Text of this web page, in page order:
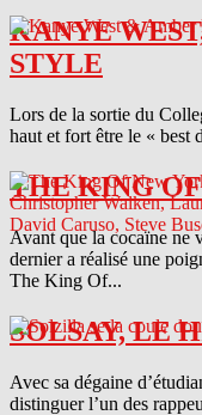
KANYE
STYLE
Lors de la sortie du
haut et fort être le « best
THE KING
Avant que la cocaïne ne
dernier a réalisé une
The King Of...
SOLSAY, LE
Avec sa dégaine
distinguer l’un des